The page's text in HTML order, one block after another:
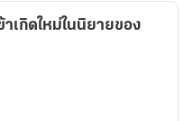
เกิดใหม่ในนิยายของ